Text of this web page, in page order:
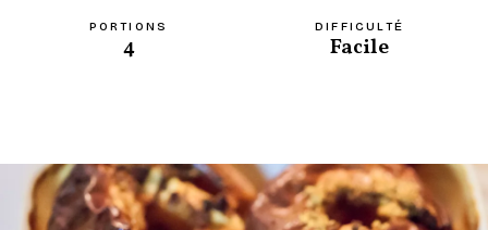
PORTIONS
4
DIFFICULTÉ
Facile